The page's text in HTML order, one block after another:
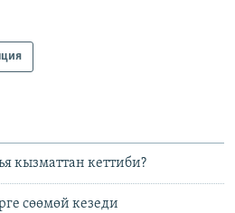
кызматтан кеттиби?
сөөмөй кезеди